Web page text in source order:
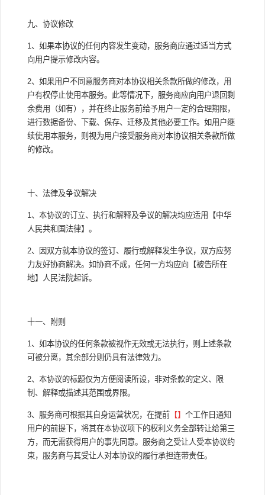
九、协议修改
1、如果本协议的任何内容发生变动，服务商应通过适当方式
向用户提示修改内容。
2、如果用户不同意服务商对本协议相关条款所做的修改，用
户有权停止使用本服务。此等情况下，服务商应向用户退回剩
余费用（如有），并在终止服务前给予用户一定的合理期限，
进行数据备份、下载、保存、迁移及其他必要工作。如用户继
续使用本服务，则视为用户接受服务商对本协议相关条款所做
的修改。
十、法律及争议解决
1、本协议的订立、执行和解释及争议的解决均应适用【中华
人民共和国法律】。
2、因双方就本协议的签订、履行或解释发生争议，双方应努
力友好协商解决。如协商不成，任何一方均应向【被告所在
地】人民法院起诉。
十一、附则
1、如本协议的任何条款被视作无效或无法执行，则上述条款
可被分离，其余部分则仍具有法律效力。
2、本协议的标题仅为方便阅读所设，非对条款的定义、限
制、解释或描述其范围或界限。
3、服务商可根据其自身运营状况，在提前 【】 个工作日通知
用户的前提下，将其在本协议项下的权利义务全部转让给第三
方，而无需获得用户的事先同意。服务商之受让人受本协议约
束，服务商与其受让人对本协议的履行承担连带责任。